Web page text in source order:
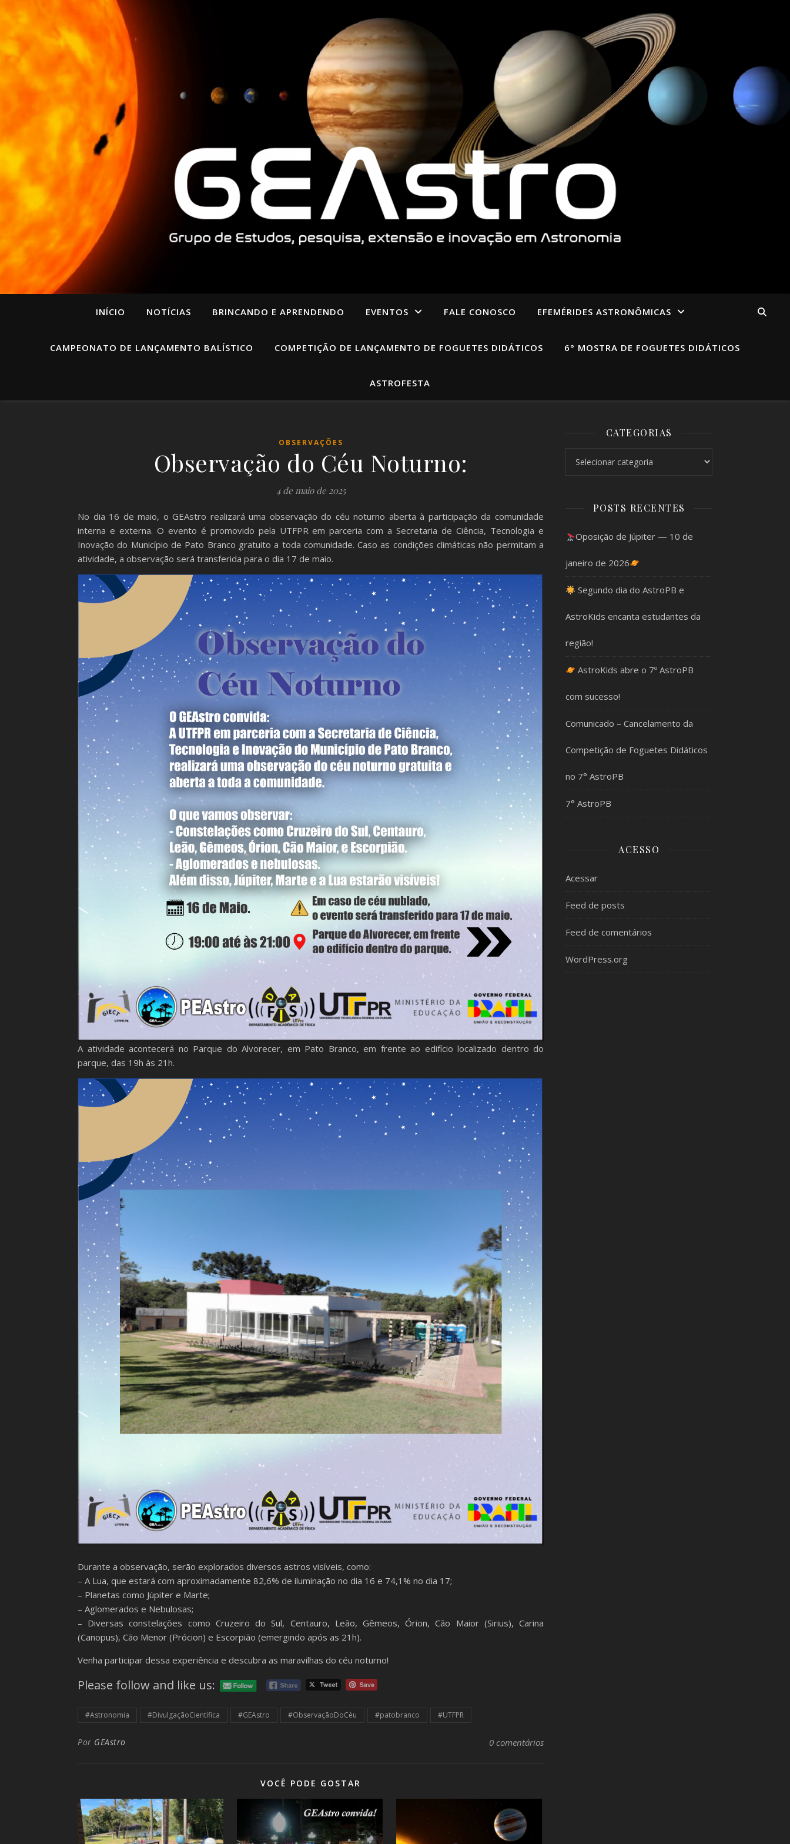
INÍCIO NOTÍCIAS BRINCANDO E APRENDENDO EVENTOS FALE CONOSCO EFEMÉRIDES ASTRONÔMICAS
CAMPEONATO DE LANÇAMENTO BALÍSTICO COMPETIÇÃO DE LANÇAMENTO DE FOGUETES DIDÁTICOS 6° MOSTRA DE FOGUETES DIDÁTICOS
ASTROFESTA
OBSERVAÇÕES
Observação do Céu Noturno:
4 de maio de 2025
No dia 16 de maio, o GEAstro realizará uma observação do céu noturno aberta à participação da comunidade
interna e externa. O evento é promovido pela UTFPR em parceria com a Secretaria de Ciência, Tecnologia e
Inovação do Município de Pato Branco gratuito a toda comunidade. Caso as condições climáticas não permitam a
atividade, a observação será transferida para o dia 17 de maio.
A atividade acontecerá no Parque do Alvorecer, em Pato Branco, em frente ao edifício localizado dentro do
parque, das 19h às 21h.
Durante a observação, serão explorados diversos astros visíveis, como:
– A Lua, que estará com aproximadamente 82,6% de iluminação no dia 16 e 74,1% no dia 17;
– Planetas como Júpiter e Marte;
– Aglomerados e Nebulosas;
– Diversas constelações como Cruzeiro do Sul, Centauro, Leão, Gêmeos, Órion, Cão Maior (Sirius), Carina
(Canopus), Cão Menor (Prócion) e Escorpião (emergindo após as 21h).
Venha participar dessa experiência e descubra as maravilhas do céu noturno!
Please follow and like us:
#Astronomia #DivulgaçãoCientífica #GEAstro #ObservaçãoDoCéu #patobranco #UTFPR
Por GEAstro 0 comentários
VOCÊ PODE GOSTAR
CATEGORIAS
POSTS RECENTES
Oposição de Júpiter — 10 de
janeiro de 2026
Segundo dia do AstroPB e
AstroKids encanta estudantes da
região!
AstroKids abre o 7º AstroPB
com sucesso!
Comunicado – Cancelamento da
Competição de Foguetes Didáticos
no 7° AstroPB
7° AstroPB
ACESSO
Acessar
Feed de posts
Feed de comentários
WordPress.org